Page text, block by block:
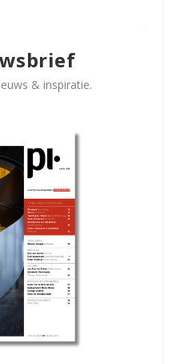
& inspiratie.